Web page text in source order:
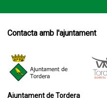
Contacta amb l'ajuntament
Ajuntament de Tordera